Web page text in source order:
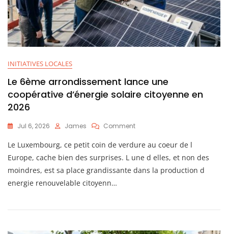
Succès
INITIATIVES LOCALES
Le 6ème arrondissement lance une
coopérative d’énergie solaire citoyenne en
2026
Jul 6, 2026 James CommentOn
6ème
Arrondissement
Une
Citoyenne
2026
Le Luxembourg, ce petit coin de verdure au coeur de l
Europe, cache bien des surprises. L une d elles, et non des
moindres, est sa place grandissante dans la production d
energie renouvelable citoyenn…